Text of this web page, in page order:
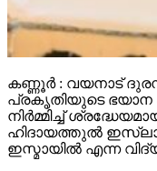
കണ്ണൂർ : വയനാട്
പ്രകൃതിയുടെ ഭയാന
നിർമ്മിച്ച്
ഹിദായത്തുൽ
ഇസ്മായിൽ എന്ന